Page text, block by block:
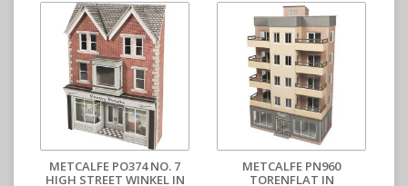
METCALFE PO374 NO. 7
HIGH STREET WINKEL IN
METCALFE PN960
TORENFLAT IN